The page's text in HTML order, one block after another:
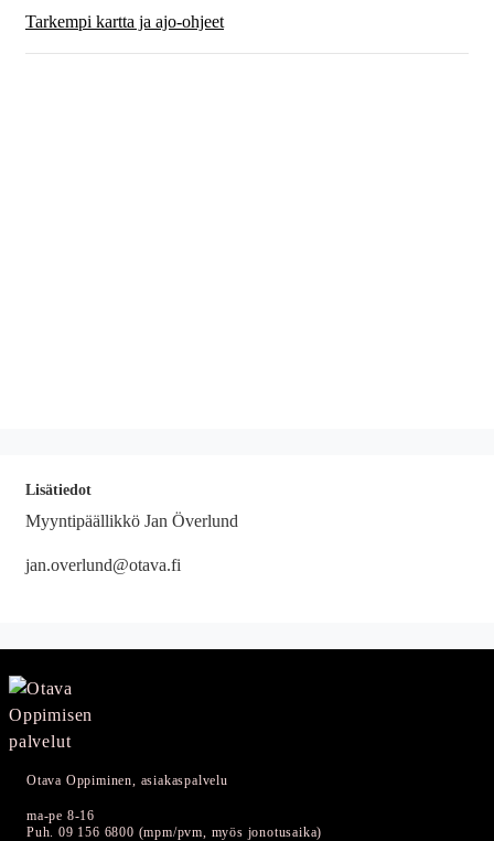
Tarkempi kartta ja ajo-ohjeet
Lisätiedot
Myyntipäällikkö Jan Överlund
jan.overlund@otava.fi
Otava Oppiminen, asiakaspalvelu
ma-pe 8-16
Puh. 09 156 6800 (mpm/pvm, myös jonotusaika)